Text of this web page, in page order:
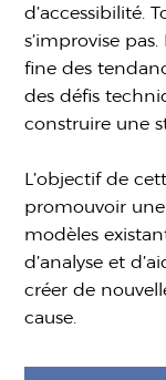
d’accessibilité.
s’improvise
fine des
des défis
construire une
L’objectif de
promouvoir
modèles
d’analyse et
créer de
cause.